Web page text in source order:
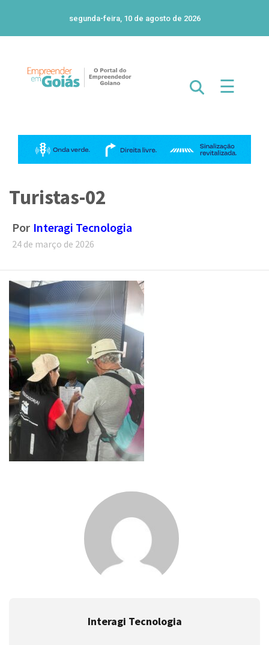
segunda-feira, 10 de agosto de 2026
☰
Turistas-02
Por Interagi Tecnologia
24 de março de 2026
Interagi Tecnologia